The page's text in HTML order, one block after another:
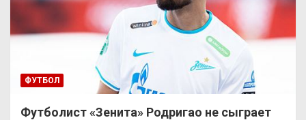
ФУТБОЛ
Футболист «Зенита» Родригао не сыграет